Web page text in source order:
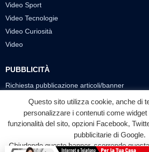
Video Sport
Video Tecnologie
Video Curiosità
Video
PUBBLICITÀ
Richiesta pubblicazione articoli/banner
SEGUICI SUI SOCIAL
f
Facebook
◎ ▶
YouTube
Questo sito utilizza cookie, anche di
personalizzare i contenuti come widget
funzionalità del sito, opzioni Facebook,
pubblicitarie di Google.
Chiudendo questo banner, scorrendo